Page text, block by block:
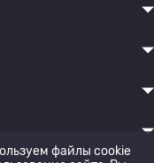
файлы cookie